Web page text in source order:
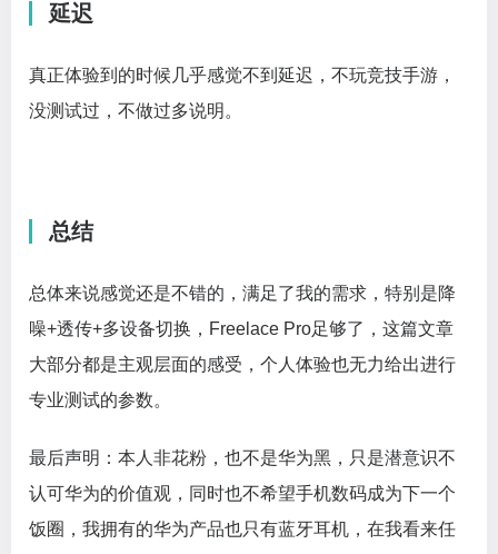
延迟
真正体验到的时候几乎感觉不到延迟，不玩竞技手游，
没测试过，不做过多说明。
总结
总体来说感觉还是不错的，满足了我的需求，特别是降
噪+透传+多设备切换，Freelace Pro足够了，这篇文章
大部分都是主观层面的感受，个人体验也无力给出进行
专业测试的参数。
最后声明：本人非花粉，也不是华为黑，只是潜意识不
认可华为的价值观，同时也不希望手机数码成为下一个
饭圈，我拥有的华为产品也只有蓝牙耳机，在我看来任